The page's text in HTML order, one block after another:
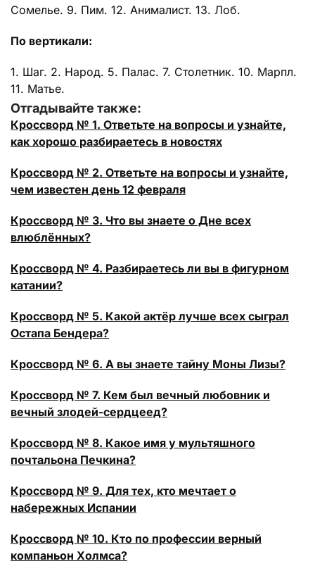
Сомелье. 9. Пим. 12. Анималист. 13. Лоб.
По вертикали:
1. Шаг. 2. Народ. 5. Палас. 7. Столетник. 10. Марпл.
11. Матье.
Отгадывайте также:
Кроссворд № 1. Ответьте на вопросы и узнайте,
как хорошо разбираетесь в новостях
Кроссворд № 2. Ответьте на вопросы и узнайте,
чем известен день 12 февраля
Кроссворд № 3. Что вы знаете о Дне всех
влюблённых?
Кроссворд № 4. Разбираетесь ли вы в фигурном
катании?
Кроссворд № 5. Какой актёр лучше всех сыграл
Остапа Бендера?
Кроссворд № 6. А вы знаете тайну Моны Лизы?
Кроссворд № 7. Кем был вечный любовник и
вечный злодей-сердцеед?
Кроссворд № 8. Какое имя у мультяшного
почтальона Печкина?
Кроссворд № 9. Для тех, кто мечтает о
набережных Испании
Кроссворд № 10. Кто по профессии верный
компаньон Холмса?